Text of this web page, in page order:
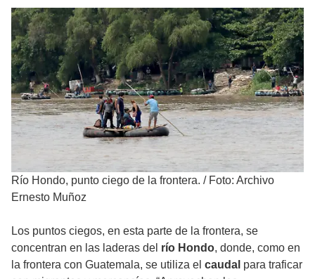
Río Hondo, punto ciego de la frontera. / Foto: Archivo
Ernesto Muñoz
Los puntos ciegos, en esta parte de la frontera, se
concentran en las laderas del río Hondo, donde, como en
la frontera con Guatemala, se utiliza el caudal para traficar